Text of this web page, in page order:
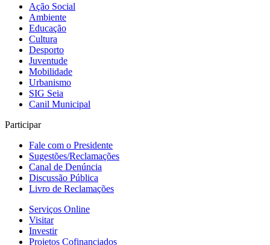
Ação Social
Ambiente
Educação
Cultura
Desporto
Juventude
Mobilidade
Urbanismo
SIG Seia
Canil Municipal
Participar
Fale com o Presidente
Sugestões/Reclamações
Canal de Denúncia
Discussão Pública
Livro de Reclamações
Serviços Online
Visitar
Investir
Projetos Cofinanciados